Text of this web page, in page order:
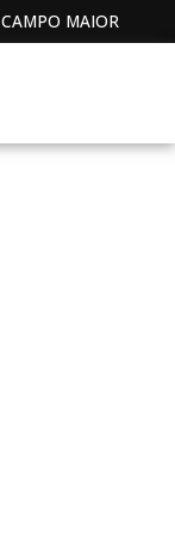
MAIOR